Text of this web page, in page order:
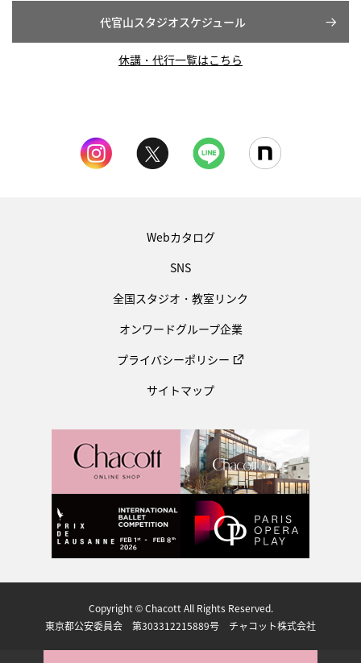
代官山スタジオスケジュール
休講・代行一覧はこちら
Webカタログ
SNS
全国スタジオ・教室リンク
オンワードグループ企業
プライバシーポリシー
サイトマップ
Copyright © Chacott All Rights Reserved.
東京都公安委員会 第303312215889号 チャコット株式会社